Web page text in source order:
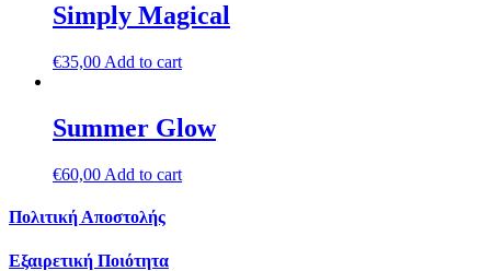
Simply Magical
€35,00 Add to cart
Summer Glow
€60,00 Add to cart
Πολιτική Αποστολής
Εξαιρετική Ποιότητα